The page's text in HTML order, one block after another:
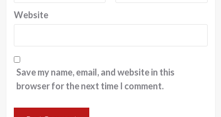
Website
Save my name, email, and website in this
browser for the next time I comment.